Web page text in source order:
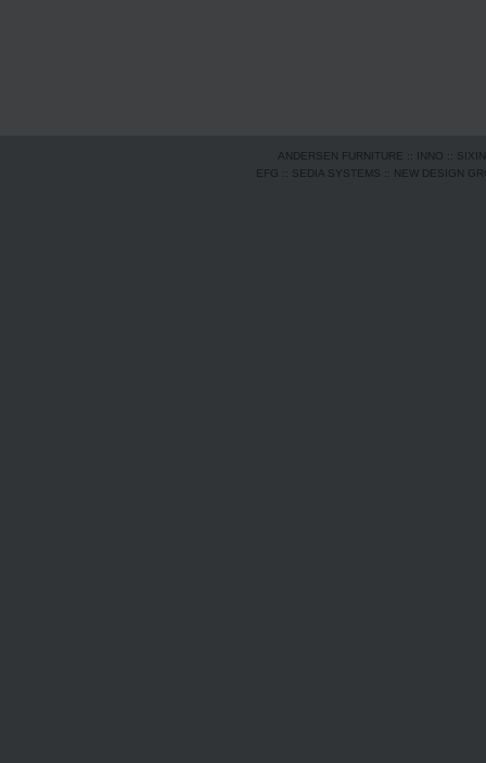
ANDERSEN FURNITURE :: INNO ::
EFG :: SEDIA SYSTEMS :: NEW DESIGN